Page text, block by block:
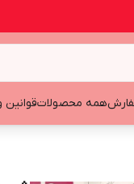
همه محصولاتقوانین